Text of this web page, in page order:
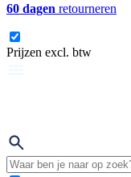
60 dagen retourneren
Prijzen excl. btw